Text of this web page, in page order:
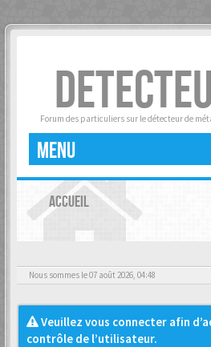
Forum des particuliers sur le détecteur de
MENU
ACCUEIL
Nous sommes le 07 août 2026, 04:48
Veuillez vous connecter afin
contrôle de l’utilisateur.